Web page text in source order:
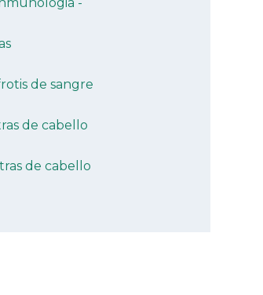
de sangre
de cabello
de cabello